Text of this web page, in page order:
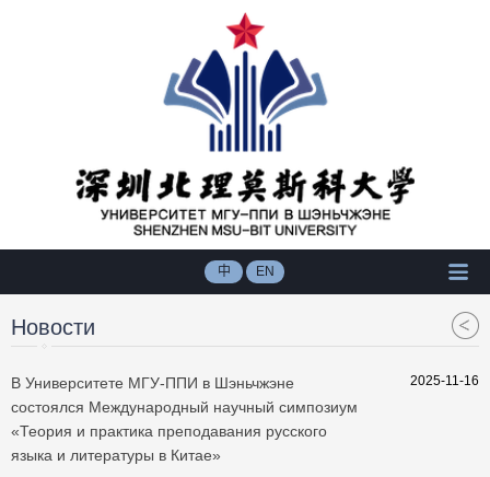
中 EN
Новости
​В Университете МГУ-ППИ в Шэньчжэне
состоялся Международный научный симпозиум
«Теория и практика преподавания русского
языка и литературы в Китае»
2025-11-16